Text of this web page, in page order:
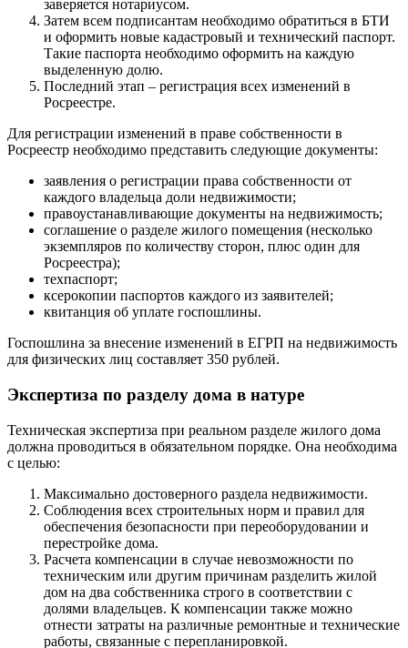
заверяется нотариусом.
Затем всем подписантам необходимо обратиться в БТИ
и оформить новые кадастровый и технический паспорт.
Такие паспорта необходимо оформить на каждую
выделенную долю.
Последний этап – регистрация всех изменений в
Росреестре.
Для регистрации изменений в праве собственности в
Росреестр необходимо представить следующие документы:
заявления о регистрации права собственности от
каждого владельца доли недвижимости;
правоустанавливающие документы на недвижимость;
соглашение о разделе жилого помещения (несколько
экземпляров по количеству сторон, плюс один для
Росреестра);
техпаспорт;
ксерокопии паспортов каждого из заявителей;
квитанция об уплате госпошлины.
Госпошлина за внесение изменений в ЕГРП на недвижимость
для физических лиц составляет 350 рублей.
Экспертиза по разделу дома в натуре
Техническая экспертиза при реальном разделе жилого дома
должна проводиться в обязательном порядке. Она необходима
с целью:
Максимально достоверного раздела недвижимости.
Соблюдения всех строительных норм и правил для
обеспечения безопасности при переоборудовании и
перестройке дома.
Расчета компенсации в случае невозможности по
техническим или другим причинам разделить жилой
дом на два собственника строго в соответствии с
долями владельцев. К компенсации также можно
отнести затраты на различные ремонтные и технические
работы, связанные с перепланировкой.